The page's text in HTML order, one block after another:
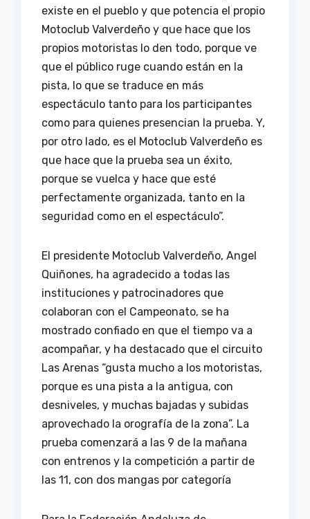
existe en el pueblo y que potencia el propio
Motoclub Valverdeño y que hace que los
propios motoristas lo den todo, porque ve
que el público ruge cuando están en la
pista, lo que se traduce en más
espectáculo tanto para los participantes
como para quienes presencian la prueba. Y,
por otro lado, es el Motoclub Valverdeño es
que hace que la prueba sea un éxito,
porque se vuelca y hace que esté
perfectamente organizada, tanto en la
seguridad como en el espectáculo”.
El presidente Motoclub Valverdeño, Angel
Quiñones, ha agradecido a todas las
instituciones y patrocinadores que
colaboran con el Campeonato, se ha
mostrado confiado en que el tiempo va a
acompañar, y ha destacado que el circuito
Las Arenas “gusta mucho a los motoristas,
porque es una pista a la antigua, con
desniveles, y muchas bajadas y subidas
aprovechado la orografía de la zona”. La
prueba comenzará a las 9 de la mañana
con entrenos y la competición a partir de
las 11, con dos mangas por categoría